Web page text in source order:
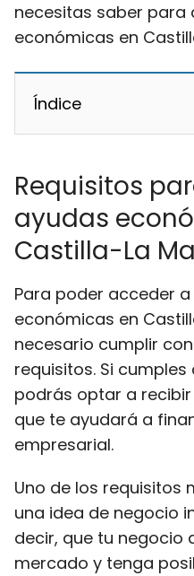
necesitas saber para
económicas en
Índice
Requisitos
ayudas
Castilla-La
Para poder acceder
económicas en
necesario cumplir
requisitos. Si
podrás optar a
que te ayudará a
empresarial.
Uno de los requisitos
una idea de negocio
decir, que tu negocio
mercado y tenga